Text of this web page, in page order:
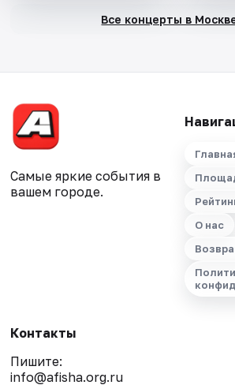
Все концерты в
Самые яркие события в
вашем городе.
О нас
Контакты
Пишите:
info@afisha.org.ru